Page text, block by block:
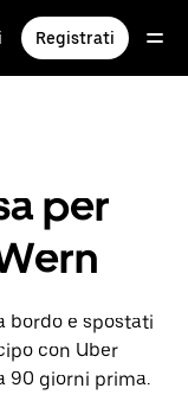
Registrati
per
bordo e spostati
con Uber
90 giorni prima.